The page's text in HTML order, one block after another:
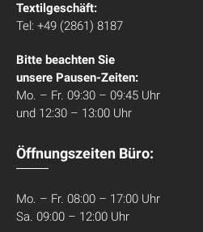
Textilgeschäft:
Tel: +49 (2861) 8187
Bitte beachten Sie
unsere Pausen-Zeiten:
Mo. – Fr. 09:30 – 09:45 Uhr
und 12:30 – 13:00 Uhr
Öffnungszeiten Büro:
Mo. – Fr. 08:00 – 17:00 Uhr
Sa. 09:00 – 12:00 Uhr